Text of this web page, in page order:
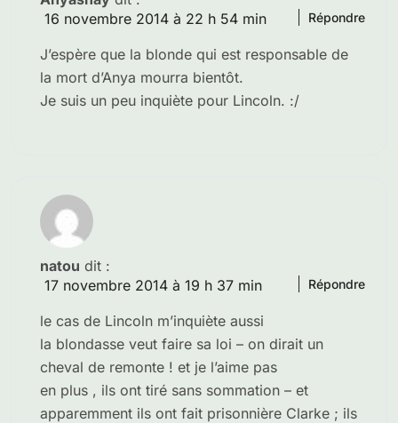
16 novembre 2014 à 22 h 54 min
J’espère que la blonde qui est responsable de
la mort d’Anya mourra bientôt.
Je suis un peu inquiète pour Lincoln. :/
Répondre
natou dit :
17 novembre 2014 à 19 h 37 min
le cas de Lincoln m’inquiète aussi
la blondasse veut faire sa loi – on dirait un
cheval de remonte ! et je l’aime pas
en plus , ils ont tiré sans sommation – et
apparemment ils ont fait prisonnière Clarke ; ils
Répondre